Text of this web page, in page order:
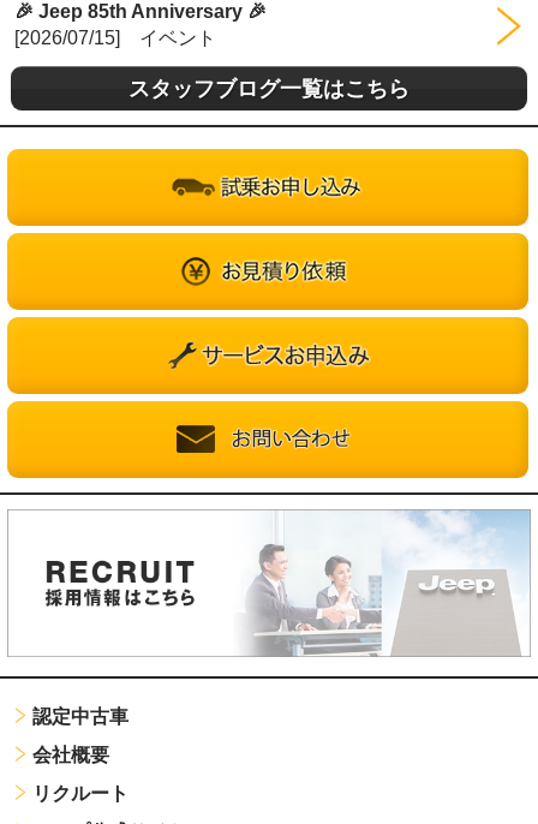
🎉 Jeep 85th Anniversary 🎉
[2026/07/15] イベント
スタッフブログ一覧はこちら
認定中古車
会社概要
リクルート